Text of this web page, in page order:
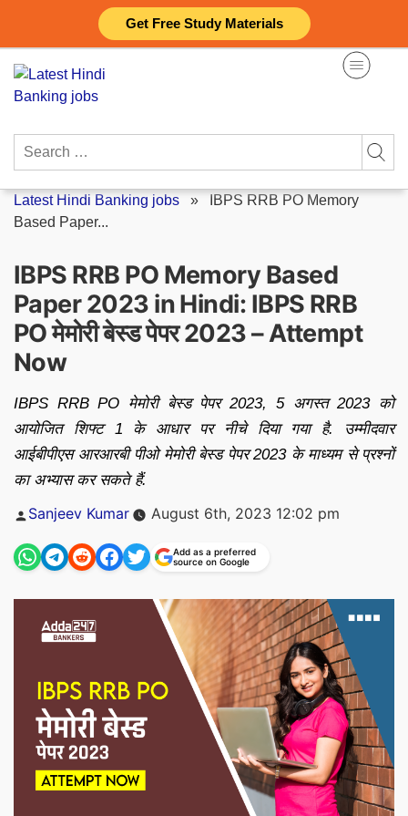
Get Free Study Materials
content
Search
Latest Hindi Banking jobs »
IBPS RRB PO Memory
Based Paper...
IBPS RRB PO Memory Based
Paper 2023 in Hindi: IBPS RRB
PO मेमोरी बेस्ड पेपर 2023 – Attempt
Now
IBPS RRB PO मेमोरी बेस्ड पेपर 2023, 5 अगस्त 2023 को
आयोजित शिफ्ट 1 के आधार पर नीचे दिया गया है. उम्मीदवार
आईबीपीएस आरआरबी पीओ मेमोरी बेस्ड पेपर 2023 के माध्यम से प्रश्नों
का अभ्यास कर सकते हैं.
Posted
Sanjeev Kumar August 6th, 2023 12:02 pm
Add as a preferred
source on Google